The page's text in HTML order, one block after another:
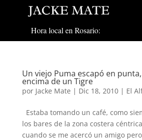
Hora local en Rosario:
Un viejo Puma escapó en
encima de un Tigre
por Jacke Mate | Dic 18, 2010| El
Estaba tomando un café, como
los bares de la zona costera
cuando se me acercó un amigo